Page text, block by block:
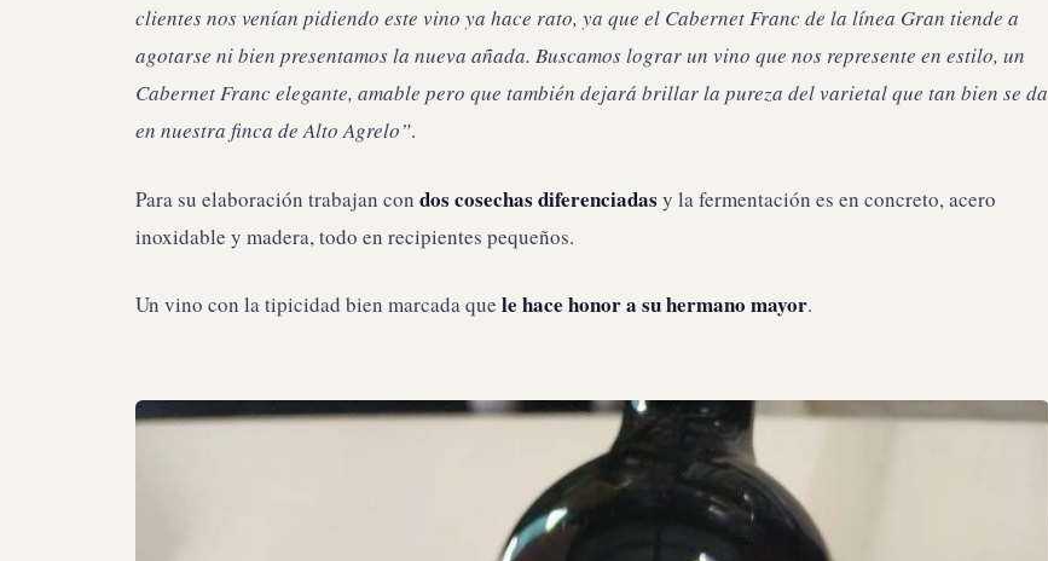
clientes nos venían pidiendo este vino ya hace rato, ya que el Cabernet Franc de la línea Gran tiende a
agotarse ni bien presentamos la nueva añada. Buscamos lograr un vino que nos represente en estilo, un
Cabernet Franc elegante, amable pero que también dejará brillar la pureza del varietal que tan bien se da
en nuestra finca de Alto Agrelo”.
Para su elaboración trabajan con dos cosechas diferenciadas y la fermentación es en concreto, acero
inoxidable y madera, todo en recipientes pequeños.
Un vino con la tipicidad bien marcada que le hace honor a su hermano mayor.